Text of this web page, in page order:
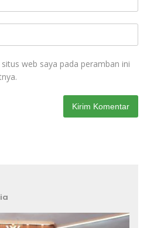
web saya pada peramban ini